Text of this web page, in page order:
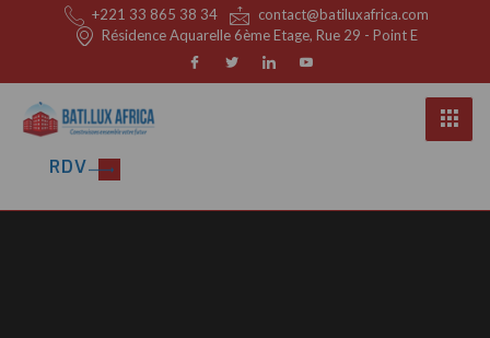
+221 33 865 38 34
contact@batiluxafrica.com
Résidence Aquarelle 6ème Etage, Rue 29 - Point E
RDV